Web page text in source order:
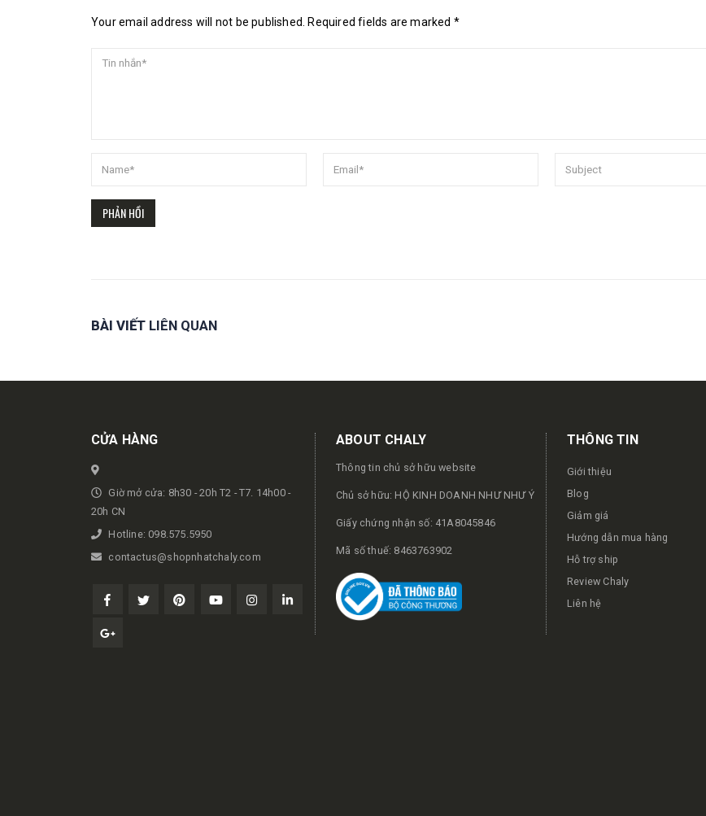
Your email address will not be published. Required fields are marked *
BÀI VIẾT LIÊN QUAN
Get in touch
CỬA HÀNG
Giờ mở cửa: 8h30 - 20h T2 - T7. 14h00 -
20h CN
Hotline: 098.575.5950
contactus@shopnhatchaly.com
ABOUT CHALY
Thông tin chủ sở hữu website
Chủ sở hữu: HỘ KINH DOANH NHƯ NHƯ Ý
Giấy chứng nhận số: 41A8045846
Mã số thuế: 8463763902
THÔNG TIN
Giới thiệu
Blog
Giảm giá
Hướng dẫn mua hàng
Hỗ trợ ship
Review Chaly
Liên hệ